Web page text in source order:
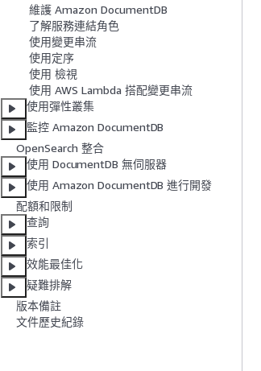
維護 Amazon DocumentDB
了解服務連結角色
使用變更串流
使用定序
使用 檢視
使用 AWS Lambda 搭配變更串流
使用彈性叢集
監控 Amazon DocumentDB
OpenSearch 整合
使用 DocumentDB 無伺服器
使用 Amazon DocumentDB 進行開發
配額和限制
查詢
索引
效能最佳化
疑難排解
版本備註
文件歷史紀錄